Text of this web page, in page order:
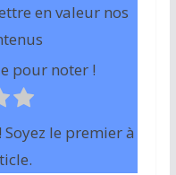
en valeur nos
pour noter !
le premier à